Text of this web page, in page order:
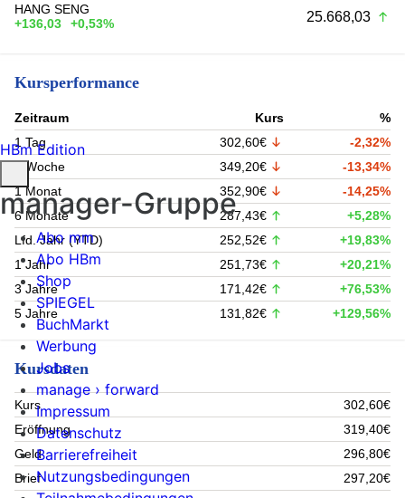
HANG SENG
+136,03
+0,53% 25.668,03
Kursperformance
Zeitraum Kurs
%
1 Tag
302,60€
-2,32%
1 Woche
349,20€
-13,34%
1 Monat
352,90€
-14,25%
6 Monate
287,43€
+5,28%
Lfd. Jahr (YTD)
252,52€
+19,83%
1 Jahr
251,73€
+20,21%
3 Jahre
171,42€
+76,53%
5 Jahre
131,82€ +129,56%
Kursdaten
Kurs
302,60€
Eröffnung
319,40€
Geld
296,80€
Brief
297,20€
HBm Edition
manager-Gruppe
Abo mm
Abo HBm
Shop
SPIEGEL
BuchMarkt
Werbung
Jobs
manage › forward
Impressum
Datenschutz
Barrierefreiheit
Nutzungsbedingungen